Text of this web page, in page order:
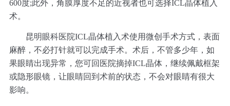
600度;此外，角膜厚度不足的近视者也可选择ICL晶体植入
术。
昆明眼科医院ICL晶体植入术使用微创手术方式，表面
麻醉，不必打针就可以完成手术。术后，不管多少年，如
果眼睛出现异常，您可回医院摘掉ICL晶体，继续佩戴框架
或隐形眼镜，让眼睛回到术前的状态，不会对眼睛有很大
影响。